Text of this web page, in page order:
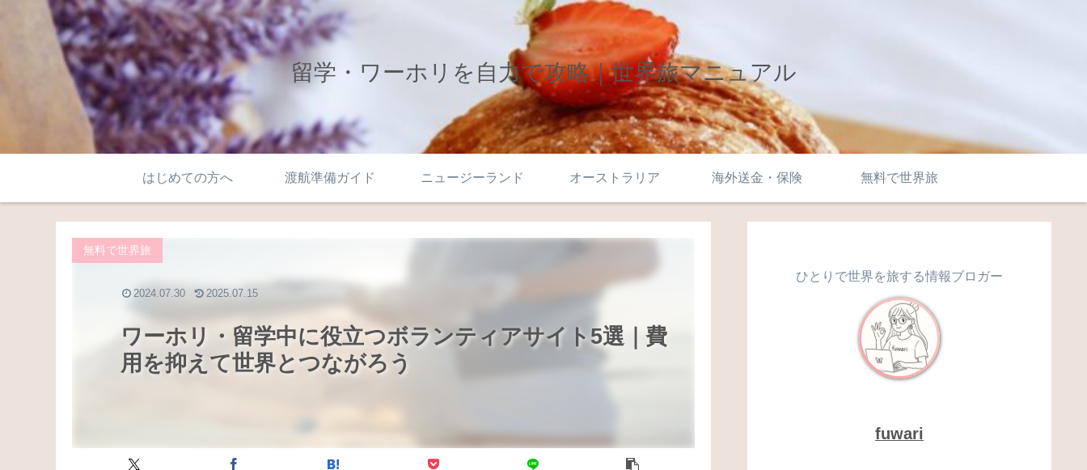
留学・ワーホリを自力で攻略｜世界旅マニュアル
はじめての方へ 渡航準備ガイド ニュージーランド オーストラリア 海外送金・保険 無料で世界旅
ワーホリ・留学中に役立つボランティアサイト5選｜費
用を抑えて世界とつながろう
無料で世界旅
2024.07.30 2025.07.15
ひとりで世界を旅する情報ブロガー
fuwari